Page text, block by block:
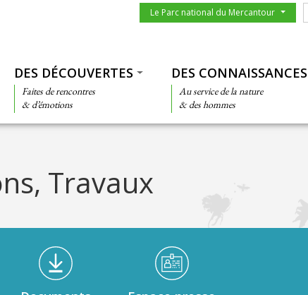
Menu du parc
Le Parc national du Mercantour
DES DÉCOUVERTES
Faites de rencontres
& d’émotions
DES CONNAISSANCES
Au service de la nature
& des hommes
Travaux